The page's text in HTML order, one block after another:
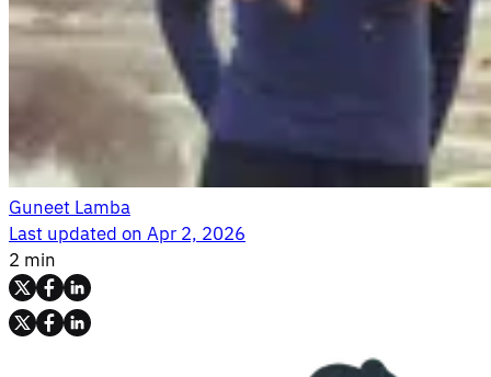
Guneet Lamba
Last updated onApr 2, 2026
2 min